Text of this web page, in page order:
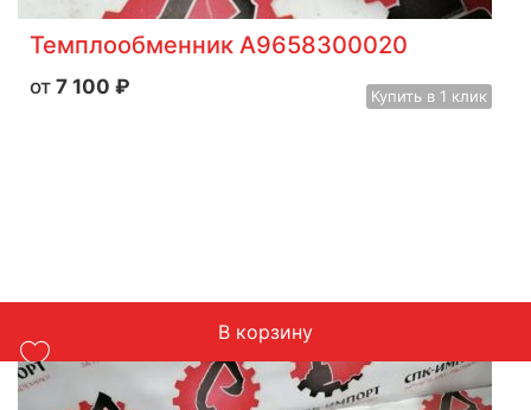
Темплообменник А9658300020
7 100 ₽ Купить в 1 клик
В корзину